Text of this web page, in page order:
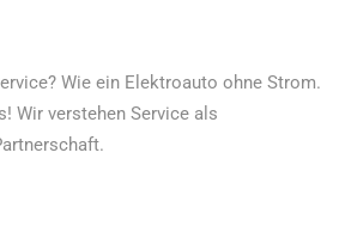
Wie ein Elektroauto ohne Strom.
Wir verstehen Service als